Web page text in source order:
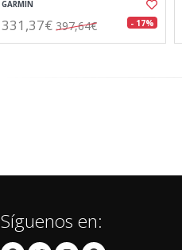
GARMIN
331,37€ 397,64€ - 17%
Síguenos en: